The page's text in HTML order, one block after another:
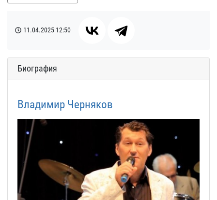
11.04.2025 12:50
Биография
Владимир Черняков